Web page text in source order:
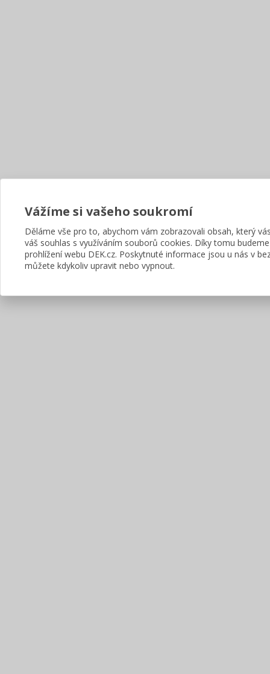
Vážíme si vašeho soukromí
Děláme vše pro to, abychom vám zobrazovali obsah, který
váš souhlas s využíváním souborů cookies. Díky tomu
prohlížení webu DEK.cz. Poskytnuté informace jsou u nás v
můžete kdykoliv upravit nebo vypnout.